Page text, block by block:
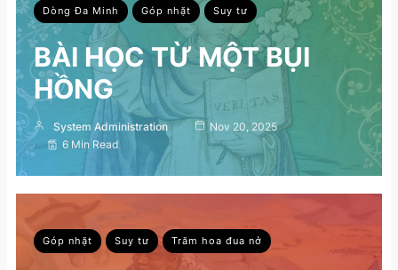
Dòng Đa Minh Góp nhặt Suy tư
BÀI HỌC TỪ MỘT BỤI
HỒNG
System Administration
Nov 20, 2025
6 Min Read
Góp nhặt Suy tư Trăm hoa đua nở